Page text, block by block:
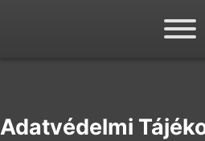
Adatvédelmi